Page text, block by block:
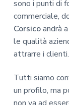
sono i punti di
commerciale,
Corsicoandrà
le qualità
attrarre i clienti.
Tutti siamo
un profilo, ma